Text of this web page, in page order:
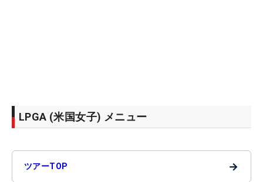
LPGA (米国女子) メニュー
ツアーTOP →